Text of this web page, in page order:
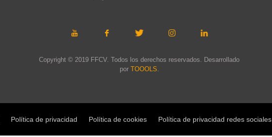
Copyright © 2019 FFCV. Todos los derechos reservados. Desarrollado
por TOOOLS.
Política de privacidad Política de cookies Política de privacidad redes sociales